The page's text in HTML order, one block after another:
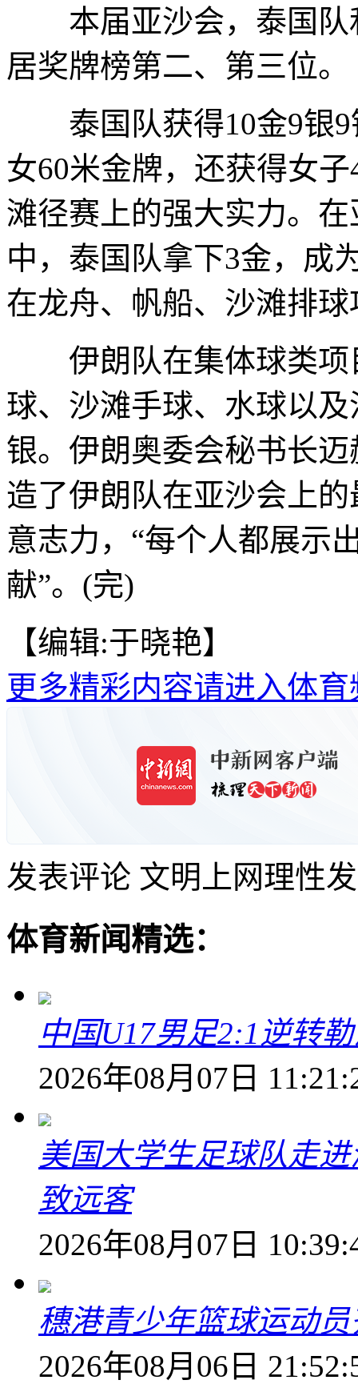
本届亚沙会，泰国队
居奖牌榜第二、第三位。
泰国队获得10金9银9
女60米金牌，还获得女
滩径赛上的强大实力。
中，泰国队拿下3金，成
在龙舟、帆船、沙滩排
伊朗队在集体球类项
球、沙滩手球、水球以
银。伊朗奥委会秘书长
造了伊朗队在亚沙会上
意志力，“每个人都展示
献”。(完)
【编辑:于晓艳】
更多精彩内容请进入体育
发表评论 文明上网理性
体育新闻精选：
中国U17男足2:1逆转
2026年08月07日
美国大学生足球队走
致远客
2026年08月07日
穗港青少年篮球运动
2026年08月06日